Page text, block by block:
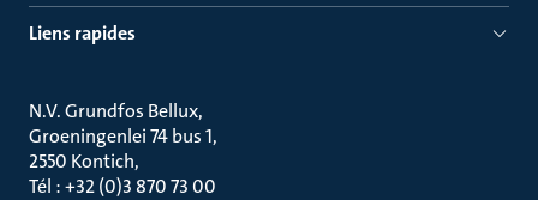
Liens rapides
N.V. Grundfos Bellux
Groeningenlei 74 bus 1
2550 Kontich
Tél : +32 (0)3 870 73 00